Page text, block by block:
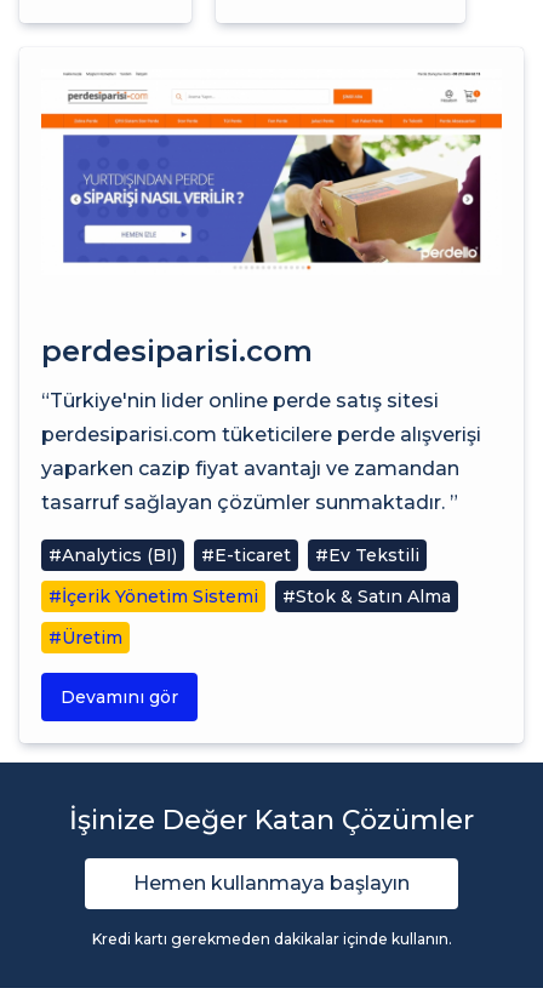
perdesiparisi.com
“Türkiye'nin lider online perde satış sitesi
perdesiparisi.com tüketicilere perde alışverişi
yaparken cazip fiyat avantajı ve zamandan
tasarruf sağlayan çözümler sunmaktadır. ”
#Analytics (BI) #E-ticaret
#Ev Tekstili
#İçerik Yönetim Sistemi
#Stok & Satın Alma
#Üretim
Devamını gör
İşinize Değer Katan Çözümler
Hemen kullanmaya başlayın
Kredi kartı gerekmeden dakikalar içinde kullanın.